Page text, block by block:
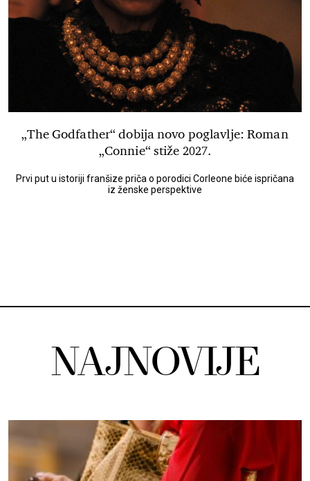
„The Godfather“ dobija novo poglavlje: Roman
„Connie“ stiže 2027.
Prvi put u istoriji franšize priča o porodici Corleone biće ispričana
iz ženske perspektive
NAJNOVIJE